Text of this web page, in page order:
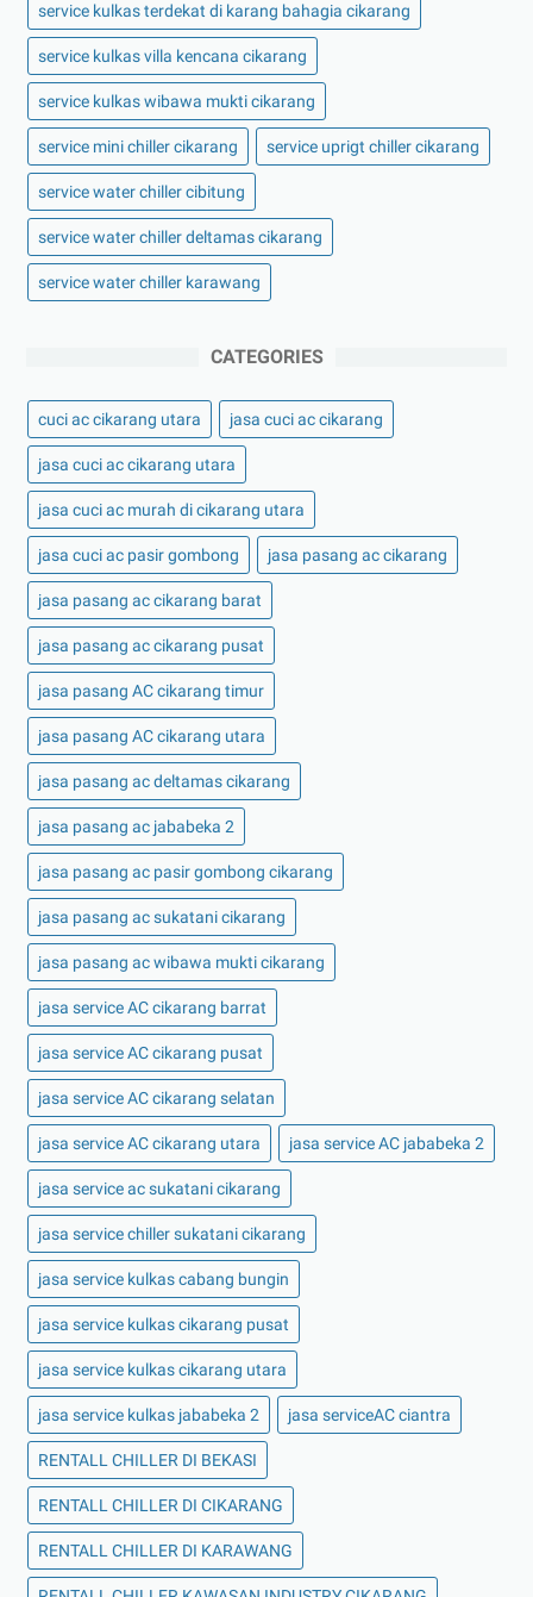
service kulkas terdekat di karang bahagia cikarang
service kulkas villa kencana cikarang
service kulkas wibawa mukti cikarang
service mini chiller cikarang service uprigt chiller cikarang
service water chiller cibitung
service water chiller deltamas cikarang
service water chiller karawang
CATEGORIES
cuci ac cikarang utara jasa cuci ac cikarang
jasa cuci ac cikarang utara
jasa cuci ac murah di cikarang utara
jasa cuci ac pasir gombong jasa pasang ac cikarang
jasa pasang ac cikarang barat
jasa pasang ac cikarang pusat
jasa pasang AC cikarang timur
jasa pasang AC cikarang utara
jasa pasang ac deltamas cikarang
jasa pasang ac jababeka 2
jasa pasang ac pasir gombong cikarang
jasa pasang ac sukatani cikarang
jasa pasang ac wibawa mukti cikarang
jasa service AC cikarang barrat
jasa service AC cikarang pusat
jasa service AC cikarang selatan
jasa service AC cikarang utara jasa service AC jababeka 2
jasa service ac sukatani cikarang
jasa service chiller sukatani cikarang
jasa service kulkas cabang bungin
jasa service kulkas cikarang pusat
jasa service kulkas cikarang utara
jasa service kulkas jababeka 2 jasa serviceAC ciantra
RENTALL CHILLER DI BEKASI
RENTALL CHILLER DI CIKARANG
RENTALL CHILLER DI KARAWANG